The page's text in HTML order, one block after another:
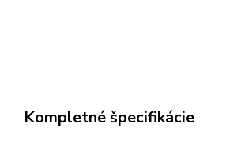
Kompletné špecifikácie